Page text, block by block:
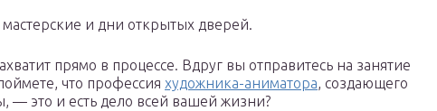
и дни открытых дверей.
прямо в процессе. Вдруг вы отправитесь на занятие
что профессия художника-аниматора, создающего
это и есть дело всей вашей жизни?